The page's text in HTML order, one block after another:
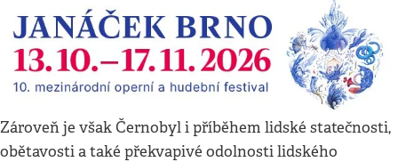
Zároveň je však Černobyl i příběhem lidské statečnosti,
obětavosti a také překvapivé odolnosti lidského